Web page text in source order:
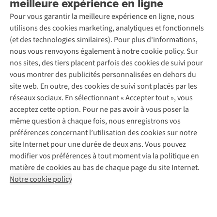
Pour vous garantir la meilleure expérience en ligne, nous
utilisons des cookies marketing, analytiques et fonctionnels
(et des technologies similaires). Pour plus d'informations,
nous vous renvoyons également à notre cookie policy. Sur
nos sites, des tiers placent parfois des cookies de suivi pour
vous montrer des publicités personnalisées en dehors du
site web. En outre, des cookies de suivi sont placés par les
réseaux sociaux. En sélectionnant « Accepter tout », vous
acceptez cette option. Pour ne pas avoir à vous poser la
même question à chaque fois, nous enregistrons vos
préférences concernant l’utilisation des cookies sur notre
site Internet pour une durée de deux ans. Vous pouvez
modifier vos préférences à tout moment via la politique en
matière de cookies au bas de chaque page du site Internet.
Notre cookie policy
Entretien & réparations
Garantie
Contactez-nous
À propos d’Ayacucho
Nos magasins
À propos d’A.S.Adventure
Déclaration d'accessibilité
Seconde-main
Entretien de ski
Service de lavage
Entretien de chaussures
Réparation de chaussures
Réparation de vêtements
Retouches
Pour les entreprises
Découvrez
A.S.Magazine
Explore Camp
Expertise & conseils
Abonnez-vous à la newsletter
Suivez-nous
Mentions légales
Politique de confidentialité
Conditions générales
Cookie Policy